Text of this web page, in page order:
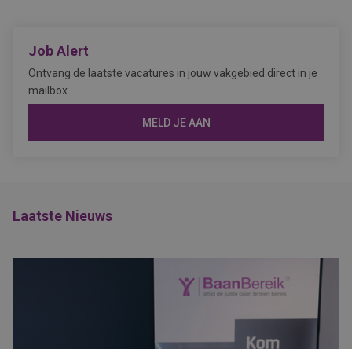
Job Alert
Ontvang de laatste vacatures in jouw vakgebied direct in je
mailbox.
MELD JE AAN
Laatste Nieuws